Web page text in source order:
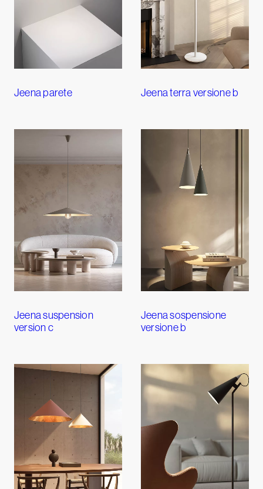
Jeena parete Jeena terra versione b
Jeena suspension
version c
Jeena sospensione
versione b